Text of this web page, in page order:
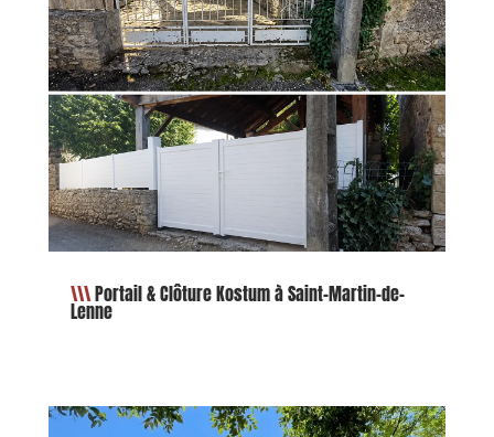
Portail & Clôture Kostum à Saint-Martin-de-
Lenne